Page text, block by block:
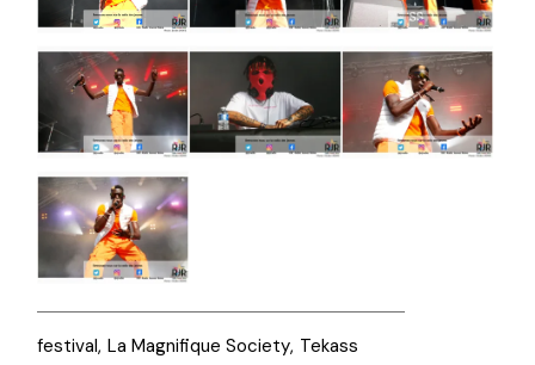
festival La Magnifique Society Tekass